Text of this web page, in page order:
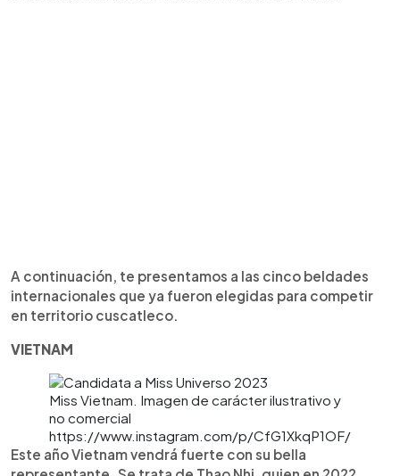
A continuación, te presentamos a las cinco beldades
internacionales que ya fueron elegidas para competir
en territorio cuscatleco.
VIETNAM
Miss Vietnam. Imagen de carácter ilustrativo y
no comercial
https://www.instagram.com/p/CfG1XkqP1OF/
Este año Vietnam vendrá fuerte con su bella